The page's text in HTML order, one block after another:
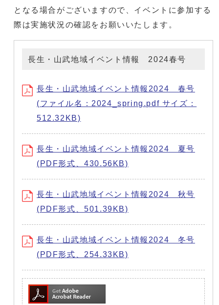
となる場合がございますので、イベントに参加する
際は実施状況の確認をお願いいたします。
長生・山武地域イベント情報 2024春号
長生・山武地域イベント情報2024 春号
(ファイル名：2024_spring.pdf サイズ：
512.32KB)
長生・山武地域イベント情報2024 夏号
(PDF形式、430.56KB)
長生・山武地域イベント情報2024 秋号
(PDF形式、501.39KB)
長生・山武地域イベント情報2024 冬号
(PDF形式、254.33KB)